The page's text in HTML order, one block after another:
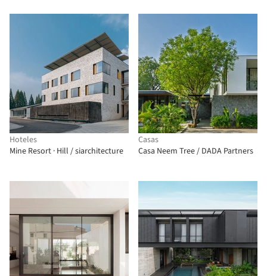
Hoteles
Mine Resort · Hill / siarchitecture
Casas
Casa Neem Tree / DADA Partners